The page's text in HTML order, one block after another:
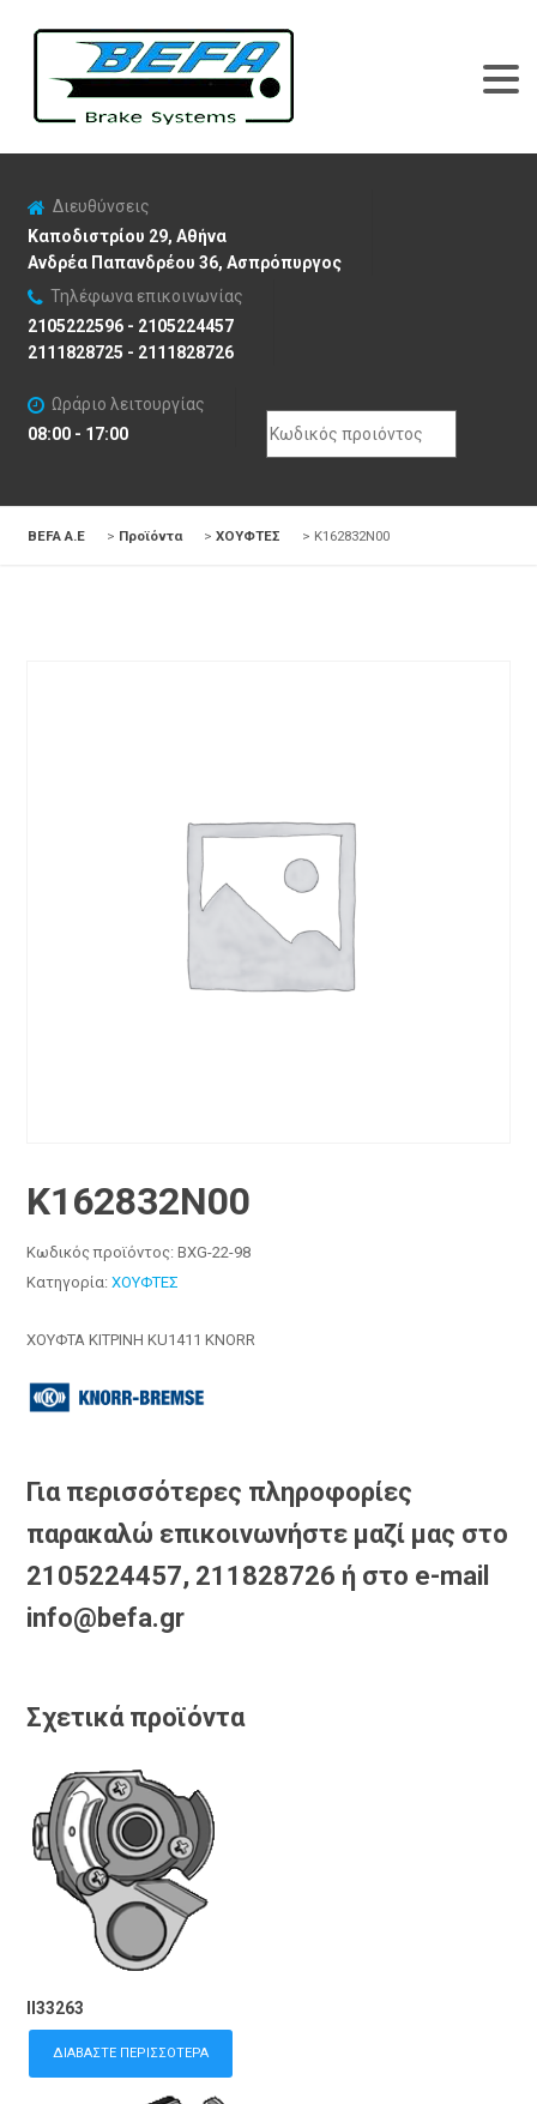
Διευθύνσεις
Καποδιστρίου 29, Αθήνα
Ανδρέα Παπανδρέου 36, Ασπρόπυργος
Τηλέφωνα επικοινωνίας
2105222596 - 2105224457
2111828725 - 2111828726
Ωράριο λειτουργίας
08:00 - 17:00
Search
for:
BEFA Α.Ε > Προϊόντα > ΧΟΥΦΤΕΣ > K162832N00
K162832N00
Κωδικός προϊόντος:BXG-22-98
Κατηγορία:ΧΟΥΦΤΕΣ
ΧΟΥΦΤΑ ΚΙΤΡΙΝΗ KU1411 KNORR
Για περισσότερες πληροφορίες
παρακαλώ επικοινωνήστε μαζί μας στο
2105224457, 211828726 ή στο e-mail
info@befa.gr
Σχετικά προϊόντα
II33263
ΔΙΑΒΆΣΤΕ ΠΕΡΙΣΣΌΤΕΡΑ